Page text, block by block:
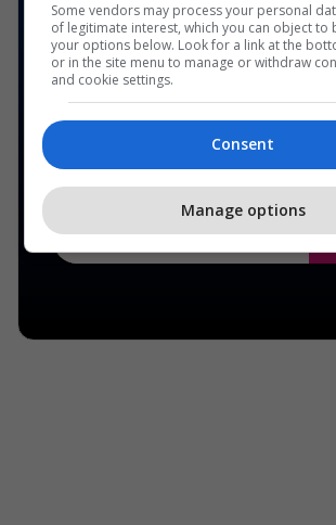
Some vendors may process your personal
of legitimate interest, which you can object to
your options below. Look for a link at the
or in the site menu to manage or withdraw
and cookie settings.
Consent
Manage options